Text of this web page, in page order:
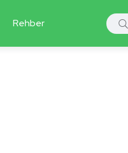
Rehber